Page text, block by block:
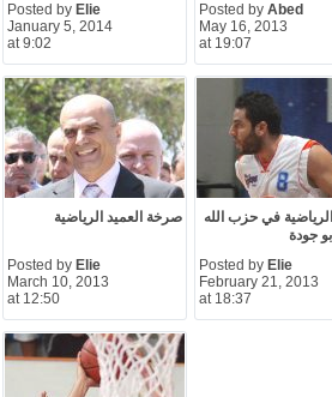
Posted by Elie
January 5, 2014
at 9:02
Posted by Abed
May 16, 2013
at 19:07
صرخة العميد الرياضية
Posted by Elie
March 10, 2013
at 12:50
الرياضية في حزب الله
جودة
Posted by Elie
February 21, 2013
at 18:37